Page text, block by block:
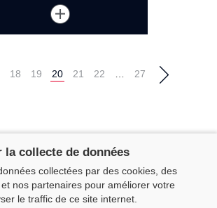
18 19 20 21 22 27
la collecte de données
collectées par des cookies, des
nos partenaires pour améliorer votre
le traffic de ce site internet.